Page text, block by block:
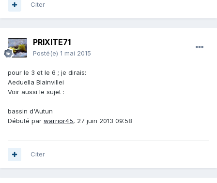
Citer
PRIXITE71
Posté(e) 1 mai 2015
pour le 3 et le 6 ; je dirais:
Aeduella Blainvillei
Voir aussi le sujet :
bassin d'Autun
Débuté par warrior45, 27 juin 2013 09:58
Citer